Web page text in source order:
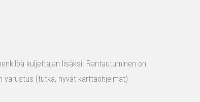
kuljettajan lisäksi. Rantautuminen on
varustus (tutka, hyvät karttaohjelmat)